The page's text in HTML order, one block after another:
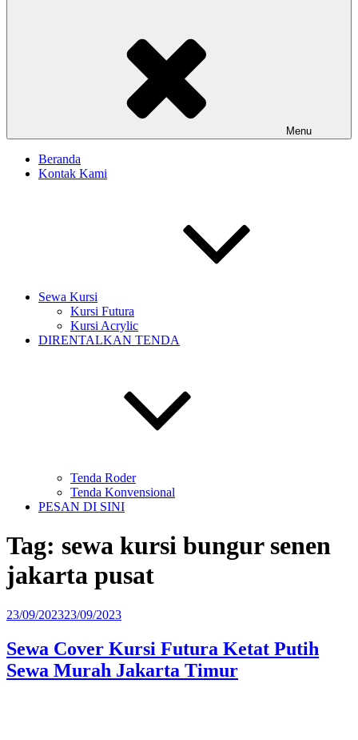
Menu
Beranda
Kontak Kami
Sewa Kursi
Kursi Futura
Kursi Acrylic
DIRENTALKAN TENDA
Tenda Roder
Tenda Konvensional
PESAN DI SINI
Tag: sewa kursi bungur senen
jakarta pusat
Diposkan
23/09/202323/09/2023
Sewa Cover Kursi Futura Ketat Putih
Sewa Murah Jakarta Timur